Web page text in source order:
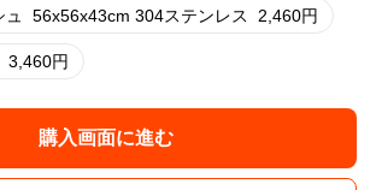
56x56x43cm 304ステンレス 2,460円
3,460円
購入画面に進む